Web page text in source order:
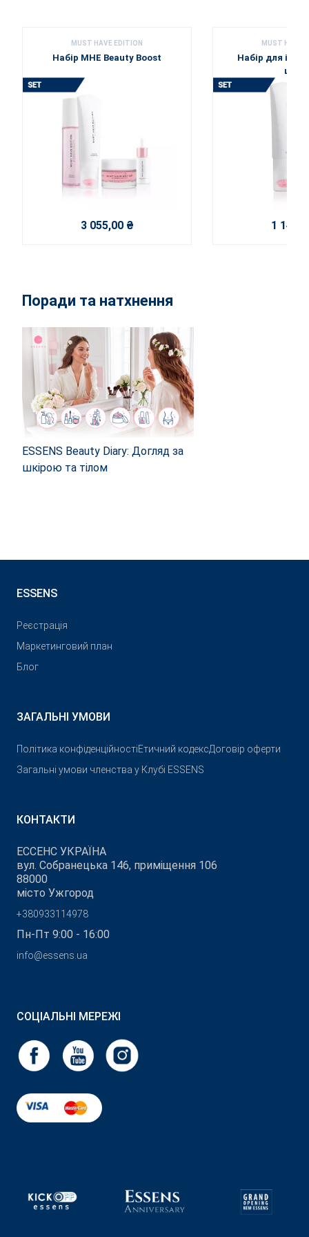
MUST HAVE EDITION
Набір MHE Beauty Boost
3 055,00 ₴
MUST HAVE
Набір для
1
Поради та натхнення
ESSENS Beauty Diary: Догляд за
шкірою та тілом
ESSENS
Реєстрація
Маркетинговий план
Блог
ЗАГАЛЬНІ УМОВИ
Політика конфіденційностіЕтичний кодексДоговір оферти
Загальні умови членства у Клубі ESSENS
КОНТАКТИ
ЕССЕНС УКРАЇНА
вул. Собранецька 146, приміщення 106
88000
місто Ужгород
+380933114978
Пн-Пт 9:00 - 16:00
info@essens.ua
СОЦІАЛЬНІ МЕРЕЖІ